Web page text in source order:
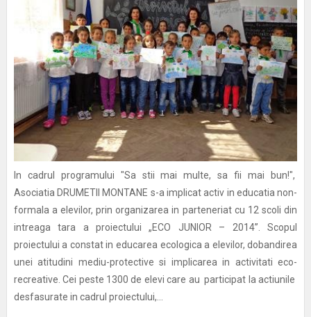
In cadrul programului "Sa stii mai multe, sa fii mai bun!",
Asociatia DRUMETII MONTANE s-a implicat activ in educatia non-
formala a elevilor, prin organizarea in parteneriat cu 12 scoli din
intreaga tara a proiectului „ECO JUNIOR – 2014”. Scopul
proiectului a constat in educarea ecologica a elevilor, dobandirea
unei atitudini mediu-protective si implicarea in activitati eco-
recreative. Cei peste 1300 de elevi care au participat la actiunile
desfasurate in cadrul proiectului,...